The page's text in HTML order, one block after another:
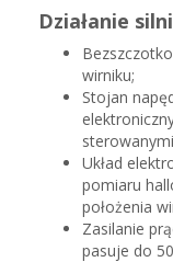
Działanie
wirniku;
Stojan
Układ
pomiaru
położenia
Zasilanie
pasuje do